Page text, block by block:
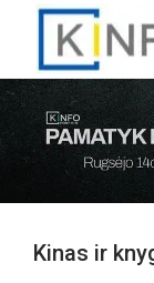
Kinas ir